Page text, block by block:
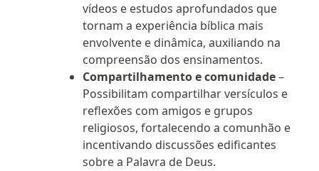
vídeos e estudos aprofundados que
tornam a experiência bíblica mais
envolvente e dinâmica, auxiliando na
compreensão dos ensinamentos.
Compartilhamento e comunidade–
Possibilitam compartilhar versículos e
reflexões com amigos e grupos
religiosos, fortalecendo a comunhão e
incentivando discussões edificantes
sobre a Palavra de Deus.